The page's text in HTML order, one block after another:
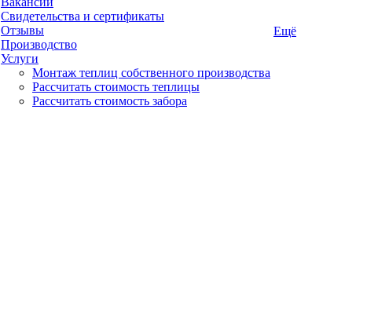
Свидетельства и сертификаты
Отзывы
Производство
Услуги
Монтаж теплиц собственного производства
Рассчитать стоимость теплицы
Рассчитать стоимость забора
Ещё